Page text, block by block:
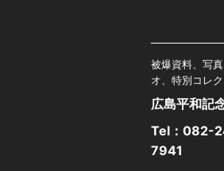
被爆資料、写
オ、特別コレ
広島平和記
Tel： 082-
7941